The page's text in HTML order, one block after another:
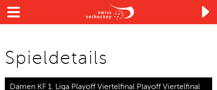

Spieldetails
Damen KF 1. Liga Playoff Viertelfinal Playoff Viertelfinal